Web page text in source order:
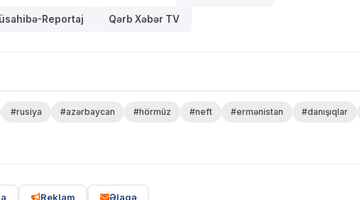
Reportaj Qərb Xəbər TV
#rusiya #azərbaycan #hörmüz #neft #ermənistan #danışıqlar
Reklam Əlaqə